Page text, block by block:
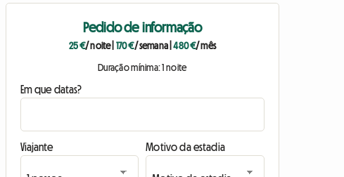
Pedido de informação
25 €/ noite| 170 €/ semana|480 €/ mês
Duração mínima: 1 noite
Em que datas?
Viajante Motivo da estadia